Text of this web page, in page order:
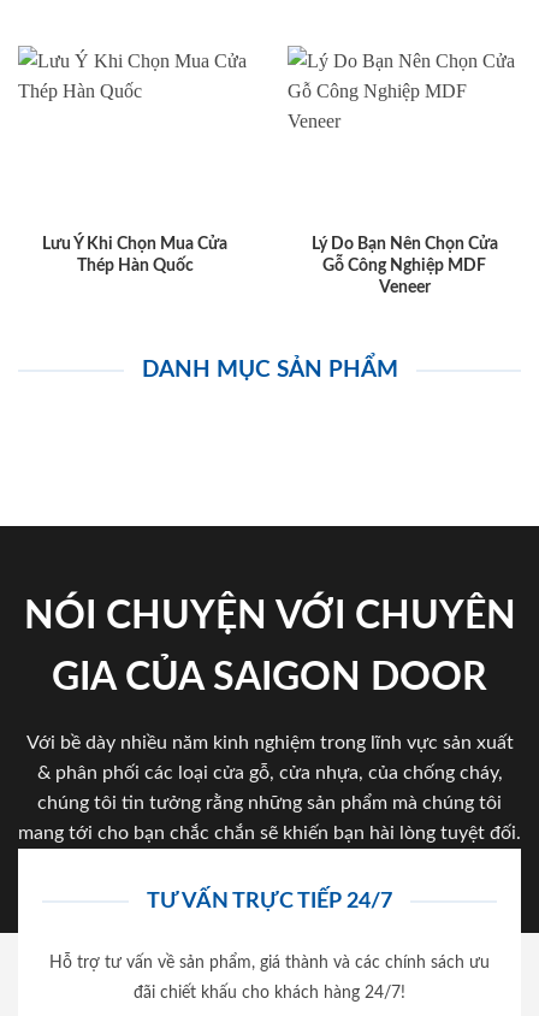
Lưu Ý Khi Chọn Mua Cửa
Thép Hàn Quốc
Lý Do Bạn Nên Chọn Cửa
Gỗ Công Nghiệp MDF
Veneer
DANH MỤC SẢN PHẨM
NÓI CHUYỆN VỚI CHUYÊN
GIA CỦA SAIGON DOOR
Với bề dày nhiều năm kinh nghiệm trong lĩnh vực sản xuất
& phân phối các loại cửa gỗ, cửa nhựa, của chống cháy,
chúng tôi tin tưởng rằng những sản phẩm mà chúng tôi
mang tới cho bạn chắc chắn sẽ khiến bạn hài lòng tuyệt đối.
TƯ VẤN TRỰC TIẾP 24/7
Hỗ trợ tư vấn về sản phẩm, giá thành và các chính sách ưu
đãi chiết khấu cho khách hàng 24/7!